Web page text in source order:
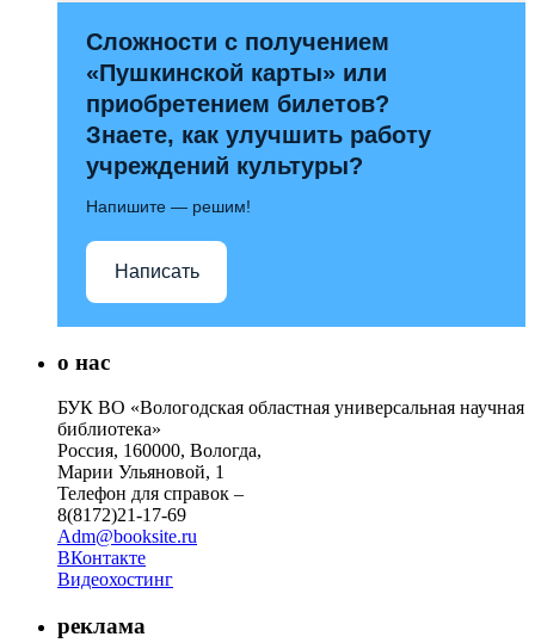
Сложности с получением
«Пушкинской карты» или
приобретением билетов?
Знаете, как улучшить работу
учреждений культуры?
Напишите — решим!
Написать
о нас
БУК ВО «Вологодская областная универсальная научная
библиотека»
Россия, 160000, Вологда,
Марии Ульяновой, 1
Телефон для справок –
8(8172)21-17-69
Adm@booksite.ru
ВКонтакте
Видеохостинг
реклама